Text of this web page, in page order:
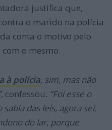
justifica que,
o marido na polícia
conta o motivo pelo
com o mesmo.
à polícia, sim, mas não
confessou. “Foi esse o
das leis, agora sei.
do lar, porque